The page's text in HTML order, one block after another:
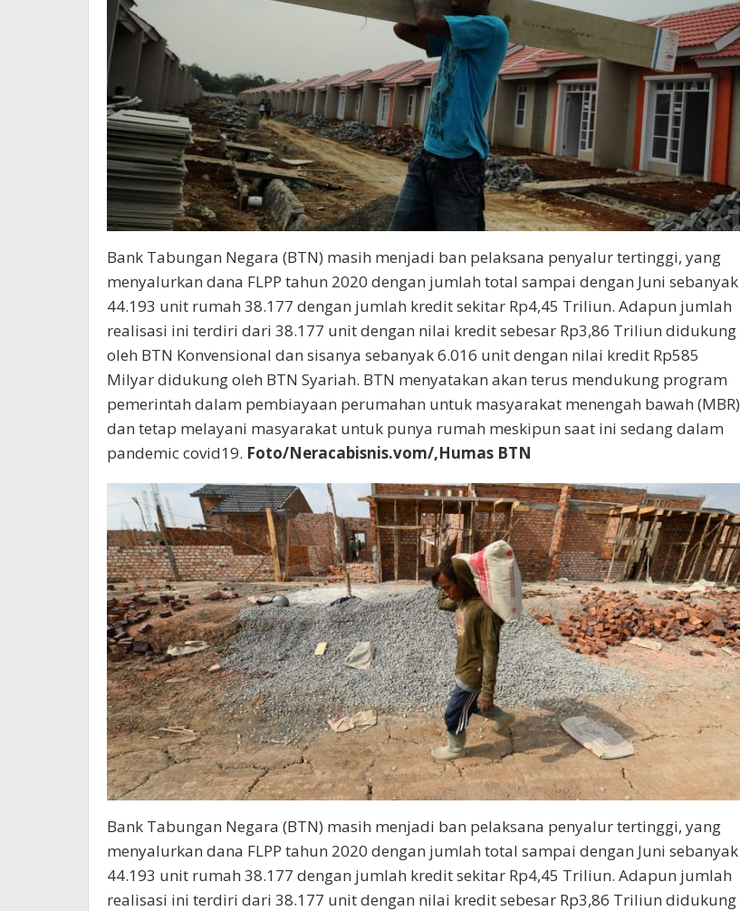
Bank Tabungan Negara (BTN) masih menjadi ban pelaksana penyalur tertinggi, yang
menyalurkan dana FLPP tahun 2020 dengan jumlah total sampai dengan Juni sebanyak
44.193 unit rumah 38.177 dengan jumlah kredit sekitar Rp4,45 Triliun. Adapun jumlah
realisasi ini terdiri dari 38.177 unit dengan nilai kredit sebesar Rp3,86 Triliun didukung
oleh BTN Konvensional dan sisanya sebanyak 6.016 unit dengan nilai kredit Rp585
Milyar didukung oleh BTN Syariah. BTN menyatakan akan terus mendukung program
pemerintah dalam pembiayaan perumahan untuk masyarakat menengah bawah (MBR)
dan tetap melayani masyarakat untuk punya rumah meskipun saat ini sedang dalam
pandemic covid19. Foto/Neracabisnis.vom/,Humas BTN
Bank Tabungan Negara (BTN) masih menjadi ban pelaksana penyalur tertinggi, yang
menyalurkan dana FLPP tahun 2020 dengan jumlah total sampai dengan Juni sebanyak
44.193 unit rumah 38.177 dengan jumlah kredit sekitar Rp4,45 Triliun. Adapun jumlah
realisasi ini terdiri dari 38.177 unit dengan nilai kredit sebesar Rp3,86 Triliun didukung